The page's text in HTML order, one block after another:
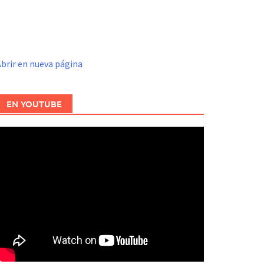
en nueva página
EN YOUTUBE